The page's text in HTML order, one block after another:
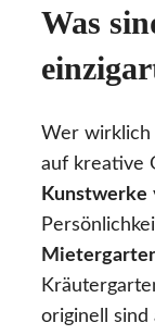
Was
Wer wirklich
auf kreative
Kunstwerke
originell sind